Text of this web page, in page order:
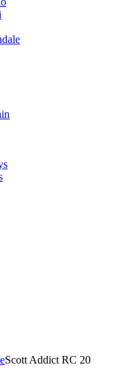
Scott Addict RC 20